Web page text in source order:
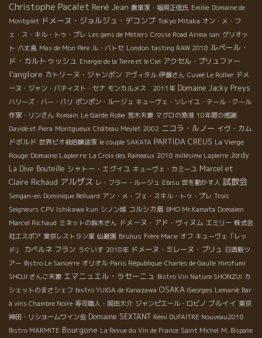
Christophe Pacalet René Jean 農業家・福岡正信氏 Emilie Domaine de
Montgilet ドメーヌ・ジョルジュ・デコンブ Tokyo Mitaka オン・メ・フ
ェ・ス・キル・トゥ・プレ Les gens de Métiers Crosse Road Arima san グリオッ
ト 八丈島 Mas de Mon Père ル・バトセ London tasting RAW 2018 ルペール・
ド・カルトゥッシュ Energie de la Terre et le Ciel アクセル・プリュファー
l'anglore カトリーヌ・ジャンボン アヴィタル 伊藤さん Cuveé Le Rollier ドメ
ーヌ・ジャン・バティスト・セナ モンカルメス 2011年 Domaine Jacky Preys
ハリーズ・バー・パリ ポンポン・ルージュ キューヴェ・ソレイユ・テール・クール
作家・リンさん Romain Le Garde Robe 荒木夫妻 マグロの漁港 10年間の感謝
Davide et Piera Montgueux Château Meylet 2002 ニコラ・ルノー イヴ・カム
ドボルド 世界ビオ栽培醸造家 le couple SAKATA PARTIDA CREUS La Vierge
Rouge Domaine Lapierre La Croix des Rameaux 2018 millésime Lapierre Jordy
La Dive Bouteille シャトー・エグイユ キューヴェ・カミーユ Marcel et
Claire Richaud アルザス レ・フラー・ルージュ Ebisu 世を動かす人 試飲会
Sengan-en Dominique Belluard アン・メ・フェ・スキル・トゥ・プレ Trois
Seigneurs CPV Ishikawa kun シノン城 コルシカ島 BMO Mr.Kamata Domaien
Marcel Richaud ミネットの鈴木さん ドメーヌ・アド・ヴィヌム エミリー 株式会
社エスポア 東京レストラン業 仙巌園 Brulius Frère Marie オフ キューヴェ「レッ
ド」
カベルネ フラン うぐいす 2018年 ドメーヌ・ミレーヌ・ブリュ 日酒販ツ
アー Bistro Le Sancerre オリオル Paris République Charles de Gaulle Hirofumi
SHOJI さんご夫妻 エマニュエル・ラセーニュ Bistro Vin Nature SHONZUI カ
シェットのまさシェフ bistro YUIGA de Kanazawa OSAKA Georges Lemarié Bar
à vins Chambre Noire 寿司職人・岡田大介 ジャンピエール・ロビノ ブルイイ 東京
神田・リショームワイン会 Domaine SEXTANT Rémi DUFAITRE Nouveau2018
Bistro MARMITE Bourgone La Revue du Vin de France Saint Michel M. Bispalie